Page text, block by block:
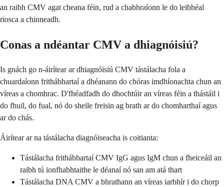
an raibh CMV agat cheana féin, rud a chabhraíonn le do leibhéal
riosca a chinneadh.
Conas a ndéantar CMV a dhiagnóisiú?
Is gnách go n-áirítear ar dhiagnóisiú CMV tástálacha fola a
chuardaíonn frithábhartaí a dhéanann do chóras imdhíonachta chun an
víreas a chomhrac. D'fhéadfadh do dhochtúir an víreas féin a thástáil i
do fhuil, do fual, nó do sheile freisin ag brath ar do chomharthaí agus
ar do chás.
Áirítear ar na tástálacha diagnóiseacha is coitianta:
Tástálacha frithábhartaí CMV IgG agus IgM chun a fheiceáil an
raibh tú ionfhabhtaithe le déanaí nó san am atá thart
Tástálacha DNA CMV a bhrathann an víreas iarbhír i do chorp